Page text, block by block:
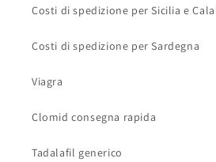
Costi di spedizione per Sicilia e
Costi di spedizione per Sardegna
Viagra
Clomid consegna rapida
Tadalafil generico